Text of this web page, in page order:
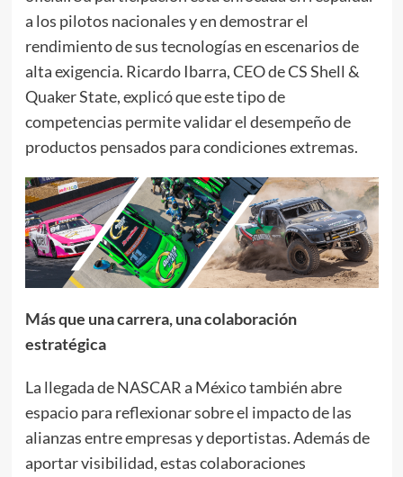
a los pilotos nacionales y en demostrar el
rendimiento de sus tecnologías en escenarios de
alta exigencia. Ricardo Ibarra, CEO de CS Shell &
Quaker State, explicó que este tipo de
competencias permite validar el desempeño de
productos pensados para condiciones extremas.
Más que una carrera, una colaboración
estratégica
La llegada de NASCAR a México también abre
espacio para reflexionar sobre el impacto de las
alianzas entre empresas y deportistas. Además de
aportar visibilidad, estas colaboraciones